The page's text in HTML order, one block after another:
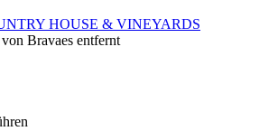
HOUSE & VINEYARDS
Bravaes entfernt